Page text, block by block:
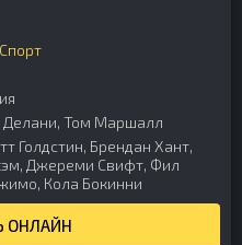
Cпорт
Том Маршалл
Голдстин, Брендан Хант,
Джереми Свифт, Фил
Кола Бокинни
ОНЛАЙН